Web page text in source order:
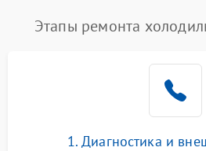
Поломка системы No Frost 2600 ₽
Этапы ремонта
1. Диагностика и